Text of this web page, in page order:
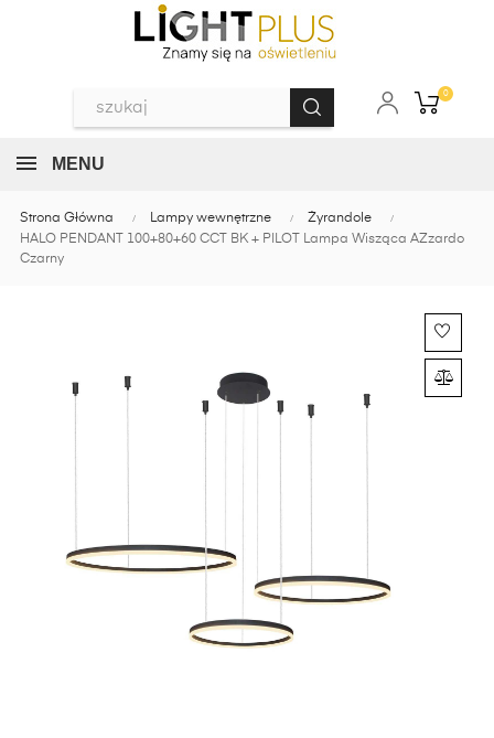
0
MENU
Strona Główna Lampy wewnętrzne
Żyrandole
HALO PENDANT 100+80+60 CCT BK + PILOT Lampa Wisząca AZzardo
Czarny